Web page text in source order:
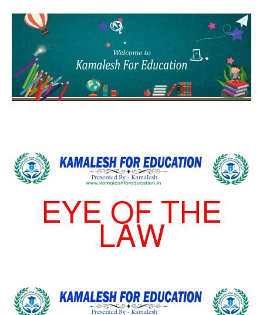
EYE OF THE
LAW